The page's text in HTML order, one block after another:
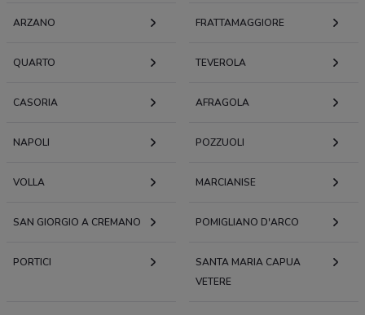
ARZANO FRATTAMAGGIORE
QUARTO TEVEROLA
CASORIA AFRAGOLA
NAPOLI POZZUOLI
VOLLA MARCIANISE
SAN GIORGIO A CREMANO POMIGLIANO D'ARCO
PORTICI
SANTA MARIA CAPUA
VETERE